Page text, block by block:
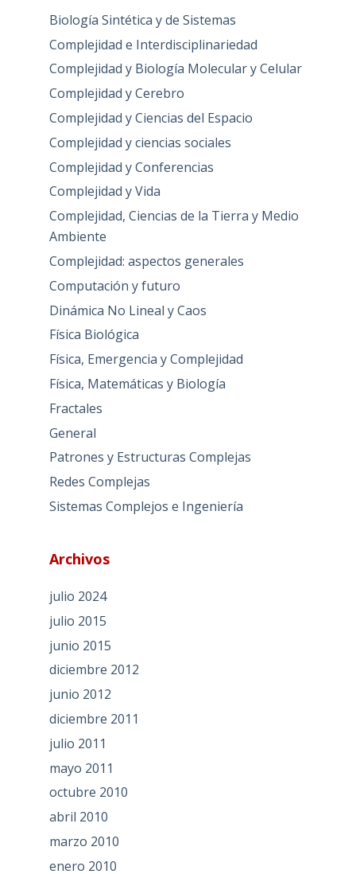
Biología Sintética y de Sistemas
Complejidad e Interdisciplinariedad
Complejidad y Biología Molecular y Celular
Complejidad y Cerebro
Complejidad y Ciencias del Espacio
Complejidad y ciencias sociales
Complejidad y Conferencias
Complejidad y Vida
Complejidad, Ciencias de la Tierra y Medio
Ambiente
Complejidad: aspectos generales
Computación y futuro
Dinámica No Lineal y Caos
Física Biológica
Física, Emergencia y Complejidad
Física, Matemáticas y Biología
Fractales
General
Patrones y Estructuras Complejas
Redes Complejas
Sistemas Complejos e Ingeniería
Archivos
julio 2024
julio 2015
junio 2015
diciembre 2012
junio 2012
diciembre 2011
julio 2011
mayo 2011
octubre 2010
abril 2010
marzo 2010
enero 2010